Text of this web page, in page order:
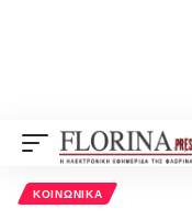
ΚΟΙΝΩΝΙΚΆ